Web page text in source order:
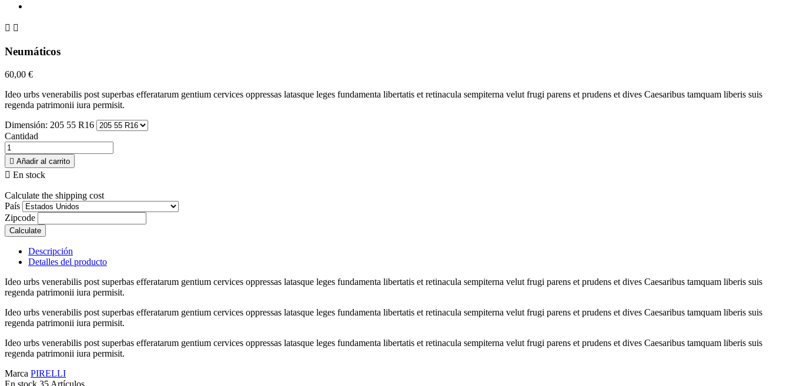
 
Neumáticos
60,00 €
Ideo urbs venerabilis post superbas efferatarum gentium cervices oppressas latasque leges fundamenta libertatis et retinacula sempiterna velut frugi parens et prudens et dives Caesaribus tamquam liberis suis
regenda patrimonii iura permisit.
Dimensión: 205 55 R16
Cantidad
 Añadir al carrito
 En stock
Calculate the shipping cost
País
Zipcode
Calculate
Descripción
Detalles del producto
Ideo urbs venerabilis post superbas efferatarum gentium cervices oppressas latasque leges fundamenta libertatis et retinacula sempiterna velut frugi parens et prudens et dives Caesaribus tamquam liberis suis
regenda patrimonii iura permisit.
Ideo urbs venerabilis post superbas efferatarum gentium cervices oppressas latasque leges fundamenta libertatis et retinacula sempiterna velut frugi parens et prudens et dives Caesaribus tamquam liberis suis
regenda patrimonii iura permisit.
Ideo urbs venerabilis post superbas efferatarum gentium cervices oppressas latasque leges fundamenta libertatis et retinacula sempiterna velut frugi parens et prudens et dives Caesaribus tamquam liberis suis
regenda patrimonii iura permisit.
Marca PIRELLI
En stock 35 Artículos